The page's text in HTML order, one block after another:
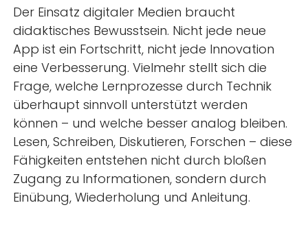
Der Einsatz digitaler Medien braucht
didaktisches Bewusstsein. Nicht jede neue
App ist ein Fortschritt, nicht jede Innovation
eine Verbesserung. Vielmehr stellt sich die
Frage, welche Lernprozesse durch Technik
überhaupt sinnvoll unterstützt werden
können – und welche besser analog bleiben.
Lesen, Schreiben, Diskutieren, Forschen – diese
Fähigkeiten entstehen nicht durch bloßen
Zugang zu Informationen, sondern durch
Einübung, Wiederholung und Anleitung.